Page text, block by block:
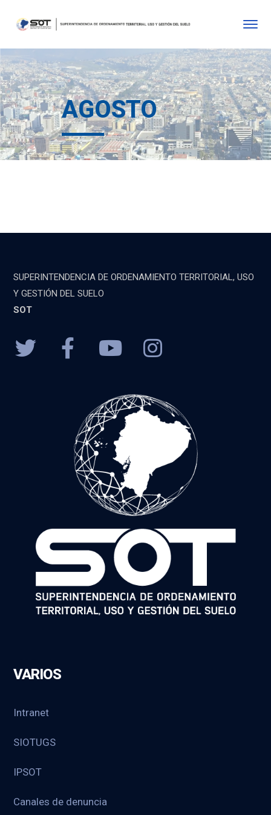
AGOSTO
SUPERINTENDENCIA DE ORDENAMIENTO TERRITORIAL, USO
Y GESTIÓN DEL SUELO
SOT
VARIOS
Intranet
SIOTUGS
IPSOT
Canales de denuncia